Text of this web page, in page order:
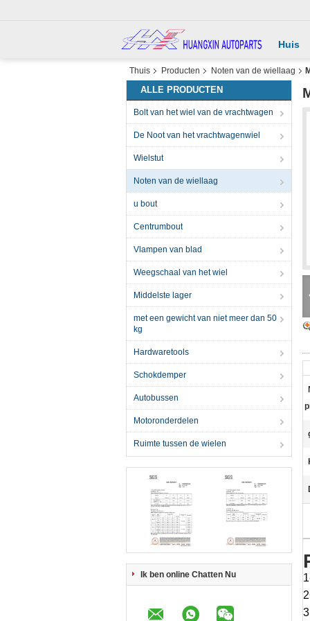
Huis
Thuis Producten Noten van de wiellaag
ALLE PRODUCTEN
Bolt van het wiel van de vrachtwagen
De Noot van het vrachtwagenwiel
Wielstut
Noten van de wiellaag
u bout
Centrumbout
Vlampen van blad
Weegschaal van het wiel
Middelste lager
met een gewicht van niet meer dan 50
kg
Hardwaretools
Schokdemper
Autobussen
Motoronderdelen
Ruimte tussen de wielen
Ik ben online Chatten Nu